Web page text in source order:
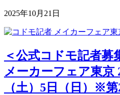
2025年10月21日
＜公式コドモ記者募
メーカーフェア東京
（土）5日（日）※